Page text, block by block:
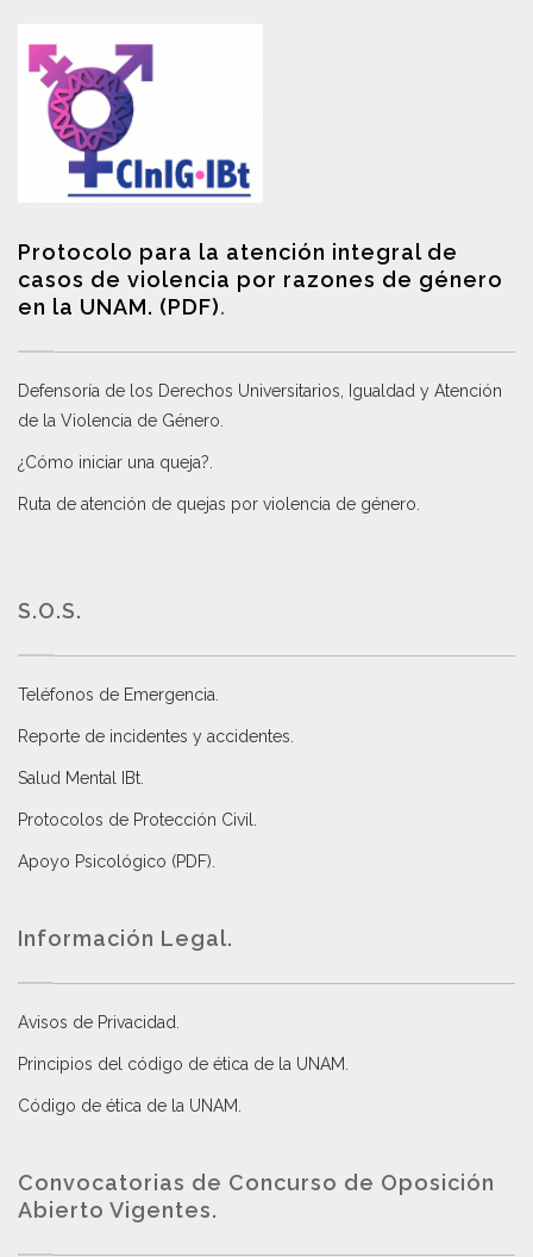
Protocolo para la atención integral de
casos de violencia por razones de género
en la UNAM. (PDF).
Defensoría de los Derechos Universitarios, Igualdad y Atención
de la Violencia de Género
¿Cómo iniciar una queja?
Ruta de atención de quejas por violencia de género
S.O.S.
Teléfonos de Emergencia.
Reporte de incidentes y accidentes
Salud Mental IBt
Protocolos de Protección Civil
Apoyo Psicológico (PDF)
Información Legal.
Avisos de Privacidad
Principios del código de ética de la UNAM
Código de ética de la UNAM
Convocatorias de Concurso de Oposición
Abierto Vigentes.